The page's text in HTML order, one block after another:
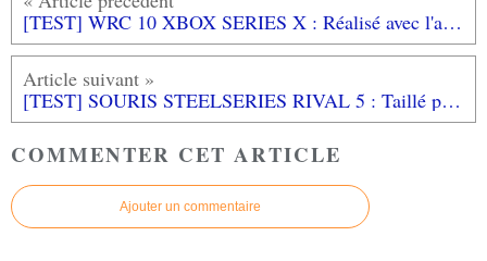
[TEST] WRC 10 XBOX SERIES X : Réalisé avec l'amour du rallye!
[TEST] SOURIS STEELSERIES RIVAL 5 : Taillé pour le gaming et le streaming
COMMENTER CET ARTICLE
Ajouter un commentaire